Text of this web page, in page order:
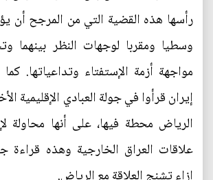
رأسها هذه القضية التي من المرجح أن
وسطيا ومقربا لوجهات النظر بينهما
مواجهة أزمة الإستفتاء وتداعياتها.
إيران قرأوا في جولة العبادي الإقليمية
الرياض محطة فيها، على أنها محاولة
علاقات العراق الخارجية وهذه قراءة